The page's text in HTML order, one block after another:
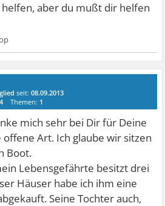
aber du mußt dir helfen
seit:08.09.2013
4 Themen: 1
mich sehr bei Dir für Deine
Art. Ich glaube wir sitzen
Boot.
Lebensgefährte besitzt drei
Häuser habe ich ihm eine
Seine Tochter auch,